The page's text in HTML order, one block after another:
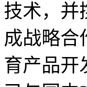
技术，并
成战略合
育产品开